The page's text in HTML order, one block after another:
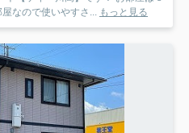
なので使いやすさ... もっと見る